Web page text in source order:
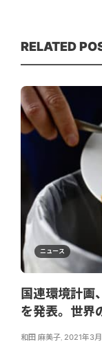
RELATED
ニュース
国連環境計画
を発表。世界
和田 麻美子, 2021年3月